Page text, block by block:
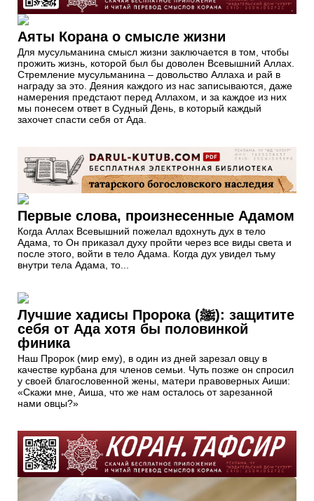
Аяты Корана о смысле жизни
Для мусульманина смысл жизни заключается в том, чтобы
прожить жизнь, которой был бы доволен Всевышний Аллах.
Стремление мусульманина – довольство Аллаха и рай в
награду за это. Деяния каждого из нас записываются, даже
намерения предстают перед Аллахом, и за каждое из них
мы понесем ответ в Судный День, в который каждый
захочет спасти себя от Ада.
Первые слова, произнесенные Адамом
Когда Аллах Всевышний пожелал вдохнуть дух в тело
Адама, то Он приказал духу пройти через все виды света и
после этого, войти в тело Адама. Когда дух увидел тьму
внутри тела Адама, то...
Лучшие хадисы Пророка (ﷺ): защитите
себя от Ада хотя бы половинкой
финика
Наш Пророк (мир ему), в один из дней зарезал овцу в
качестве курбана для членов семьи. Чуть позже он спросил
у своей благословенной жены, матери правоверных Аиши:
«Скажи мне, Аиша, что же нам осталось от зарезанной
нами овцы?»